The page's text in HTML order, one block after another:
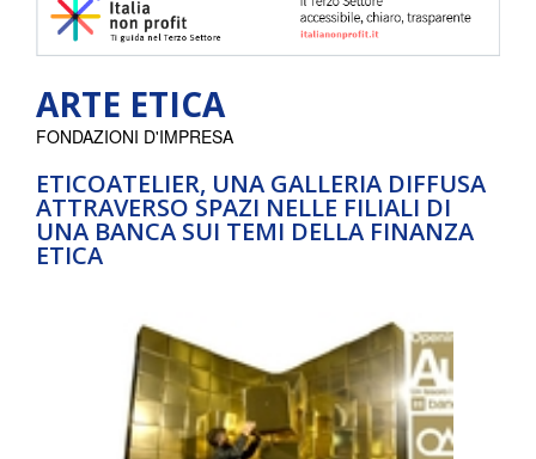
ARTE ETICA
ETICOATELIER, UNA GALLERIA DIFFUSA
ATTRAVERSO SPAZI NELLE FILIALI DI
UNA BANCA SUI TEMI DELLA FINANZA
ETICA
FONDAZIONI D'IMPRESA